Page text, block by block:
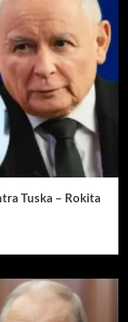
Tuska – Rokita